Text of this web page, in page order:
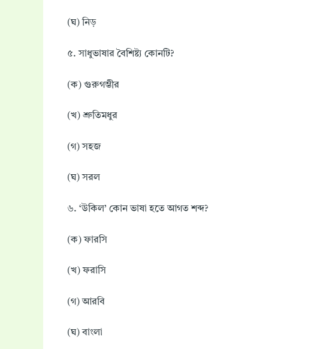
(ঘ) নিড়
৫. সাধুভাষার বৈশিষ্ট্য কোনটি?
(ক) গুরুগম্ভীর
(খ) শ্রুতিমধুর
(গ) সহজ
(ঘ) সরল
৬. ‘উকিল’ কোন ভাষা হতে আগত শব্দ?
(ক) ফারসি
(খ) ফরাসি
(গ) আরবি
(ঘ) বাংলা